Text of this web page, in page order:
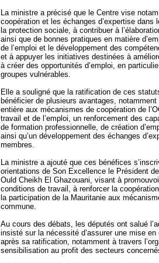
La ministre a précisé que le Centre vise
coopération et les échanges d’expertise dans
la protection sociale, à contribuer à
ainsi que de bonnes pratiques en matière
de l’emploi et le développement des
et à appuyer les initiatives destinées à
à créer des opportunités d’emploi, en
groupes vulnérables.
Elle a souligné que la ratification de ces
bénéficier de plusieurs avantages,
entière aux mécanismes de coopération de
travail et de l’emploi, un renforcement des
de formation professionnelle, de création
ainsi qu’un développement des échanges
membres.
La ministre a ajouté que ces bénéfices
orientations de Son Excellence le Président
Ould Cheikh El Ghazouani, visant à
conditions de travail, à renforcer la
la participation de la Mauritanie aux
commune.
Au cours des débats, les députés ont salué
insisté sur la nécessité d’assurer une mise
après sa ratification, notamment à travers
sensibilisation au profit des secteurs